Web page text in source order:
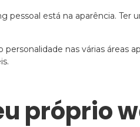
pessoal está na aparência. Ter
personalidade nas várias
próprio